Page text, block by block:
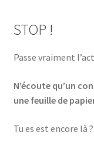
STOP !
Passe vraiment
N’écoute qu’un
une feuille de
Tu es est encore là ?